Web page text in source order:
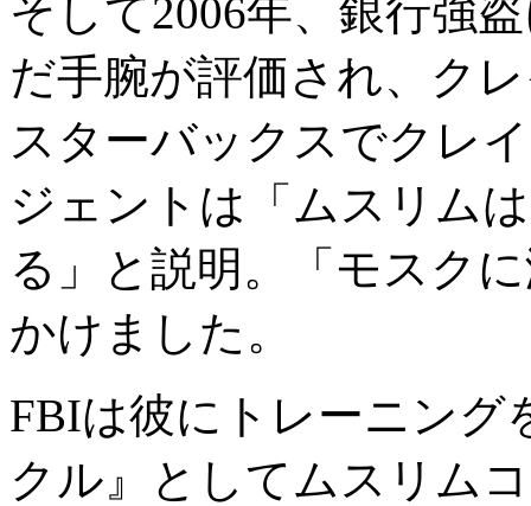
そして2006年、銀行強
だ手腕が評価され、ク
スターバックスでクレ
ジェントは「ムスリム
る」と説明。「モスク
かけました。
FBIは彼にトレーニング
クル』としてムスリム